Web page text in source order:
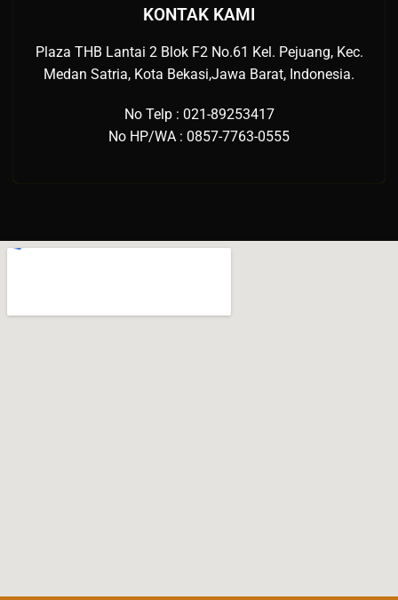
KONTAK KAMI
Plaza THB Lantai 2 Blok F2 No.61 Kel. Pejuang, Kec.
Medan Satria, Kota Bekasi,Jawa Barat, Indonesia.
No Telp : 021-89253417
No HP/WA : 0857-7763-0555